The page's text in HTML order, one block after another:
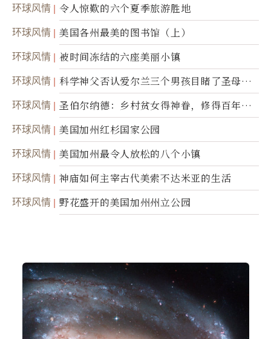
环球风情 令人惊歎的六个夏季旅游胜地
环球风情 美国各州最美的图书馆（上）
环球风情 被时间冻结的六座美丽小镇
环球风情
科学神父否认爱尔兰三个男孩目睹了圣母显
灵
环球风情
圣伯尔纳德：乡村贫女得神眷，修得百年不
腐身
环球风情 美国加州红杉国家公园
环球风情 美国加州最令人放松的八个小镇
环球风情 神庙如何主宰古代美索不达米亚的生活
环球风情 野花盛开的美国加州州立公园